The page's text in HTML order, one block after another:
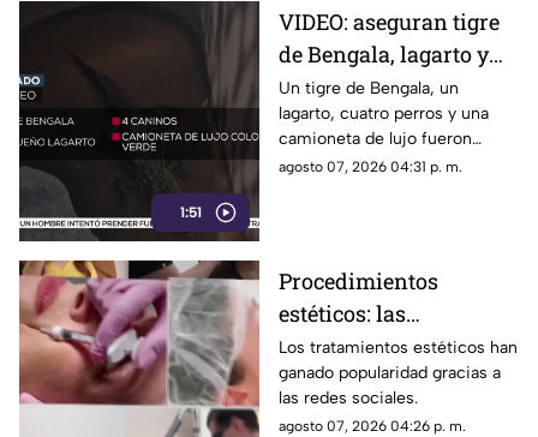
1:51
VIDEO: aseguran tigre
de Bengala, lagarto y
perros exóticos durante
cateo en Ciudad Juárez
Un tigre de Bengala, un
lagarto, cuatro perros y una
camioneta de lujo fueron
asegurados durante un
agosto 07, 2026 04:31 p. m.
Procedimientos
estéticos: las
recomendaciones antes
de aplicar rellenos o
láser
Los tratamientos estéticos han
ganado popularidad gracias a
las redes sociales.
agosto 07, 2026 04:26 p. m.